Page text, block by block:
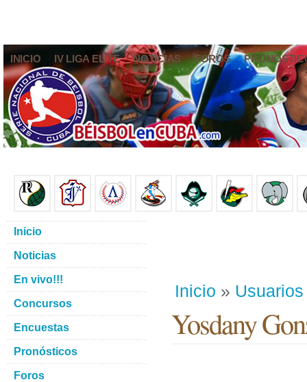
INICIO IV LIGA ELITE NOTICIAS FOROS
Inicio » Usuarios
Yosdany
Inicio
Noticias
En vivo!!!
Concursos
Encuestas
Pronósticos
Foros